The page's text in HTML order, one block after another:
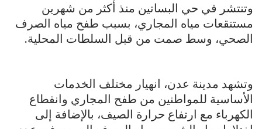
وتنتشر في حي البساتين منذ أكثر من شهرين
مستنقعات مياه المجاري، بسبب طفح مياه الصرف
الصحي، وسط صمت من قبل السلطات المحلية.
وتشهد مدينة عدن، انهيار مختلف الخدمات
الأساسية للمواطنين من طفح المجاري وانقطاع
الكهرباء مع ارتفاع حرارة الصيف، بالإضافة إلى